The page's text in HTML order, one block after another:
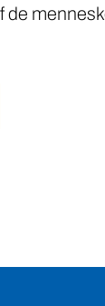
de